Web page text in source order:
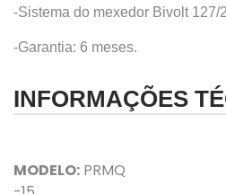
-Sistema do mexedor Bivolt 127/
-Garantia: 6 meses.
INFORMAÇÕES
MODELO: PRMQ